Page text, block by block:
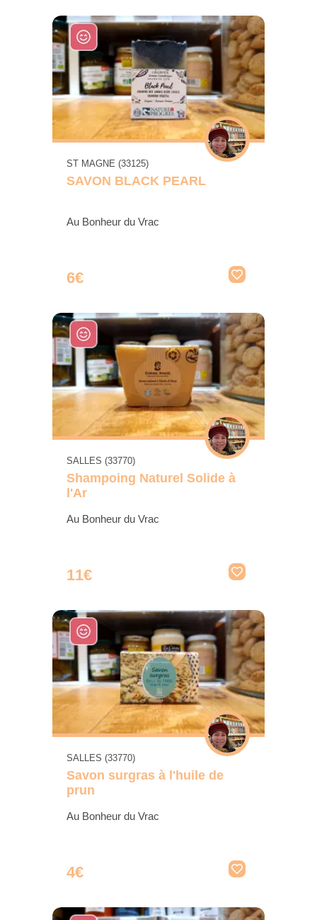
ST MAGNE (33125)
SAVON BLACK PEARL
Au Bonheur du Vrac
6€
SALLES (33770)
Shampoing Naturel Solide à
l'Ar
Au Bonheur du Vrac
11€
SALLES (33770)
Savon surgras à l'huile de
prun
Au Bonheur du Vrac
4€